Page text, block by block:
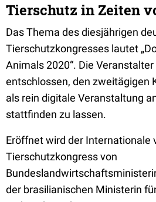
Tierschutz in Zeiten
Das Thema des diesjährigen
Tierschutzkongresses lautet
Animals 2020“. Die
entschlossen, den zweitägigen
als rein digitale Veranstaltung
stattfinden zu lassen.
Eröffnet wird der Internationale
Tierschutzkongress von
der brasilianischen Ministerin